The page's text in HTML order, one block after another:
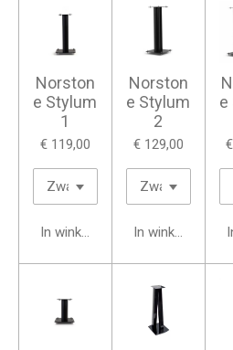
Norston
e Stylum
1
€ 119,00
In winkelwagen
Norston
e Stylum
2
€ 129,00
In winkelwagen
e